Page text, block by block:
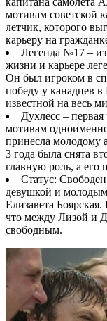
мотивам советской
летчик, которого
карьеру на
Легенда №17 –
жизни и карьере
Он был игроком в
победу у канадцев
известной на весь
Духлесс –
мотивам
принесла молодому
3 года была снята
главную роль, а его
Статус:
девушкой и молодым
Елизавета
что между Лизой и
свободным.